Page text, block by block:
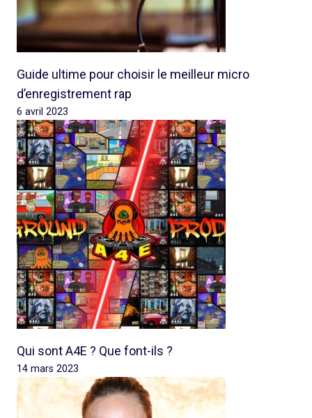
Guide ultime pour choisir le meilleur micro
d’enregistrement rap
6 avril 2023
Qui sont A4E ? Que font-ils ?
14 mars 2023